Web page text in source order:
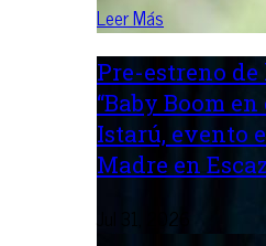
Leer Más
Pre-estreno
“Baby Boom
Istarú, evento
Madre en
Jul 31, 2026